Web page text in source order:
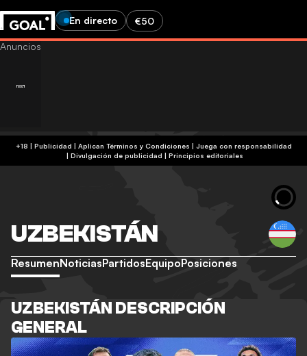
En directo €50
+18 | Publicidad | Aplican Términos y Condiciones | Juega con responsabilidad
| Divulgación de publicidad | Principios editoriales
UZBEKISTÁN
ResumenNoticiasPartidosEquipoPosiciones
UZBEKISTÁN DESCRIPCIÓN
GENERAL